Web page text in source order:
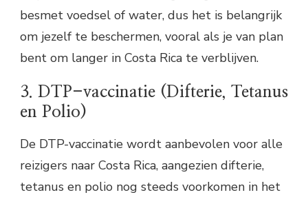
besmet voedsel of water, dus het is belangrijk
om jezelf te beschermen, vooral als je van plan
bent om langer in Costa Rica te verblijven.
3. DTP-vaccinatie (Difterie, Tetanus
en Polio)
De DTP-vaccinatie wordt aanbevolen voor alle
reizigers naar Costa Rica, aangezien difterie,
tetanus en polio nog steeds voorkomen in het